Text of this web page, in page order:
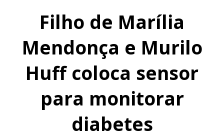
Filho de Marília
Mendonça e Murilo
Huff coloca sensor
para monitorar
diabetes